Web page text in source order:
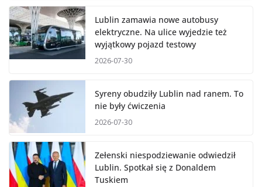
Lublin zamawia nowe autobusy
elektryczne. Na ulice wyjedzie też
wyjątkowy pojazd testowy
2026-07-30
Syreny obudziły Lublin nad ranem. To
nie były ćwiczenia
2026-07-30
Zełenski niespodziewanie odwiedził
Lublin. Spotkał się z Donaldem
Tuskiem